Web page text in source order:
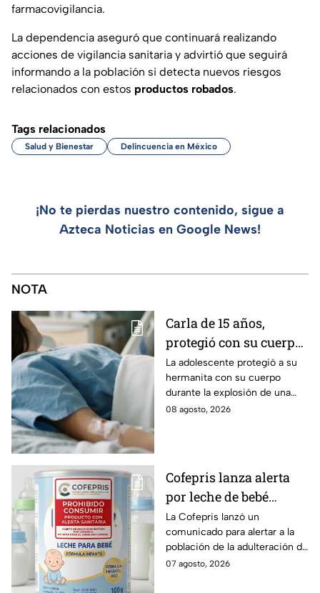
farmacovigilancia.
La dependencia aseguró que continuará realizando
acciones de vigilancia sanitaria y advirtió que seguirá
informando a la población si detecta nuevos riesgos
relacionados con estos productos robados.
Tags relacionados
Salud y Bienestar Delincuencia en México
¡No te pierdas nuestro contenido, sigue a
Azteca Noticias en Google News!
NOTA
Carla de 15 años,
protegió con su cuerpo
a su hermanita de 4
durante la explosión de
una pipa de gas en
Cuernavaca
La adolescente protegió a su
hermanita con su cuerpo
durante la explosión de una
pipa de gas en Cuernavaca;
08 agosto, 2026
Cofepris lanza alerta
por leche de bebé
adulterada: ¿Qué marca
es y cómo identificarla?
La Cofepris lanzó un
comunicado para alertar a la
población de la adulteración de
una leche para bebé.
07 agosto, 2026